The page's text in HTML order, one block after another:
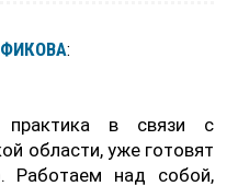
:
в связи с
области, уже готовят
Работаем над собой,